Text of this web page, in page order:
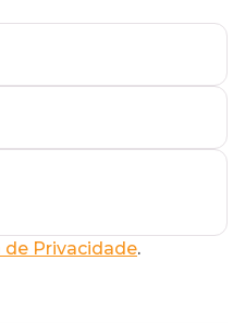
de Privacidade.